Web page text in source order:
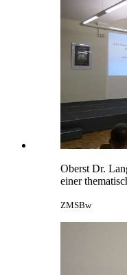
Oberst Dr.
einer
ZMSBw